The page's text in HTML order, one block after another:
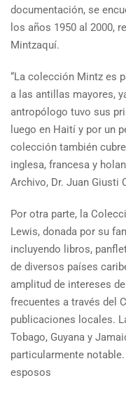
documentación, se
los años 1950 al 2000,
Mintzaquí.
“La colección Mintz es
a las antillas mayores,
antropólogo tuvo sus
luego en Haití y por un
colección también
inglesa, francesa y
Archivo, Dr. Juan Giusti
Por otra parte, la
Lewis, donada por su
incluyendo libros,
de diversos países
amplitud de intereses
frecuentes a través del
publicaciones locales.
Tobago, Guyana y
particularmente
esposos